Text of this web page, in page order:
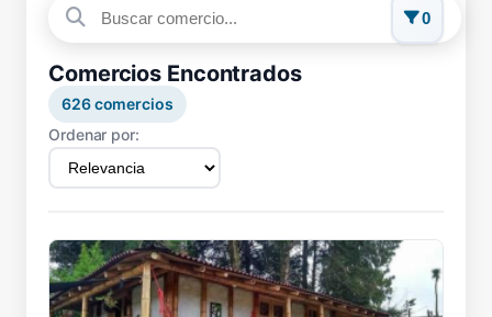
0
Comercios Encontrados
626comercios
Ordenar por: